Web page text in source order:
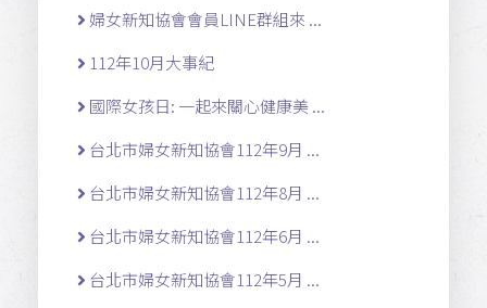
婦女新知協會會員LINE群組來 ...
112年10月大事紀
國際女孩日: 一起來關心健康美 ...
台北市婦女新知協會112年9月 ...
台北市婦女新知協會112年8月 ...
台北市婦女新知協會112年6月 ...
台北市婦女新知協會112年5月 ...